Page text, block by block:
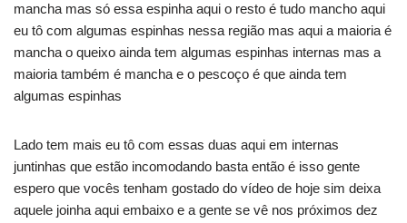
mancha mas só essa espinha aqui o resto é tudo mancho aqui
eu tô com algumas espinhas nessa região mas aqui a maioria é
mancha o queixo ainda tem algumas espinhas internas mas a
maioria também é mancha e o pescoço é que ainda tem
algumas espinhas
Lado tem mais eu tô com essas duas aqui em internas
juntinhas que estão incomodando basta então é isso gente
espero que vocês tenham gostado do vídeo de hoje sim deixa
aquele joinha aqui embaixo e a gente se vê nos próximos dez